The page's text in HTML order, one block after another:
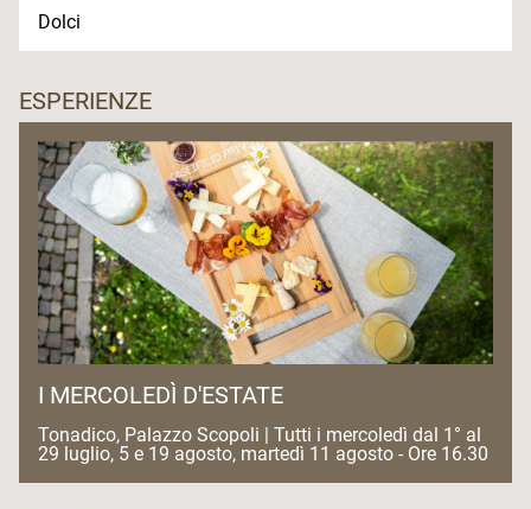
Dolci
ESPERIENZE
I MERCOLEDÌ D'ESTATE
Tonadico, Palazzo Scopoli | Tutti i mercoledì dal 1° al
29 luglio, 5 e 19 agosto, martedì 11 agosto - Ore 16.30